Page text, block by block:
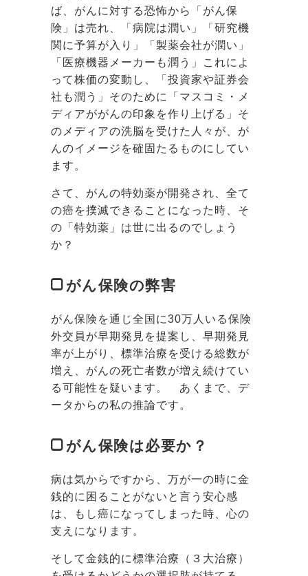
ば、がんに対する恐怖から「がん保
険」は売れ、「病院は潤い」「研究機
関に予算が入り」「製薬会社が潤い」
「医療機器メーカーも潤う」これによ
って株価の変動し、「投資家や証券会
社も潤う」そのために「マスコミ・メ
ディアががんの印象を作り上げる」そ
のメディアの洗脳を受けた人々が、が
んのイメージを確固たるものにしてい
ます。
さて、がんの特効薬が開発され、全て
の癌を撲滅できることになった時、そ
の「特効薬」は世に出るのでしょう
か？
がん保険の弊害
がん保険を通じ全国に30万人いる保険
外交員が早期発見を提案し、早期発見
率が上がり、標準治療を受ける総数が
増え、がんの死亡者数が増え続けてい
る可能性を疑います。 あくまで、デ
ータからの私の推論です。
がん保険は必要か？
病は気からですから、万が一の時に金
銭的に困ることがないと言う安心感
は、もし癌になってしまった時、心の
支えになります。
そして金銭的に標準治療（３大治療）